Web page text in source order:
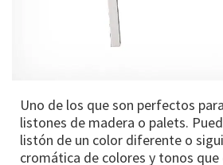
Uno de los que son perfectos
listones de madera o palets.
listón de un color diferente o
cromática de colores y tonos